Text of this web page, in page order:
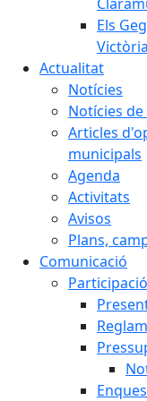
Els
Victòria
Actualitat
Notícies
Notícies
Articles
municipals
Agenda
Activitats
Avisos
Plans,
Comunicació